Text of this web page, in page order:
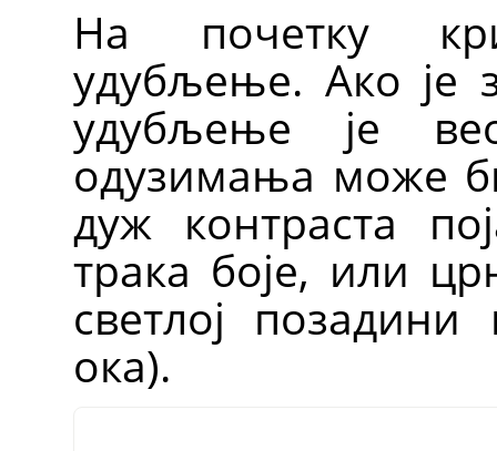
На почетку
удубљење. Ако је
удубљење је
одузимања може
дуж контраста
трака боје, или
светлој
ока).